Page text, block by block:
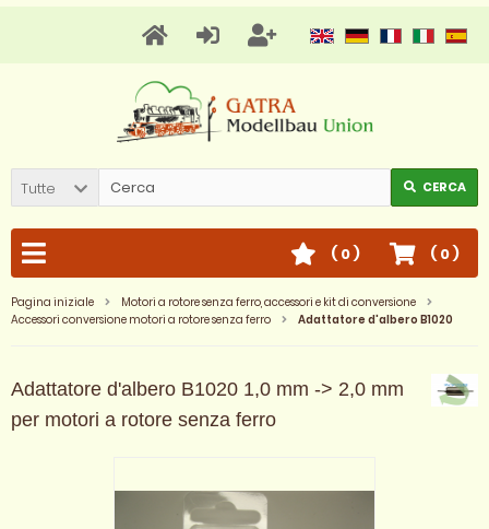
Tutte CERCA
( 0)
( 0)
Pagina iniziale
Motori a rotore senza ferro, accessori e kit di conversione
Accessori conversione motori a rotore senza ferro
Adattatore d'albero B1020
Adattatore d'albero B1020 1,0 mm -> 2,0 mm
per motori a rotore senza ferro